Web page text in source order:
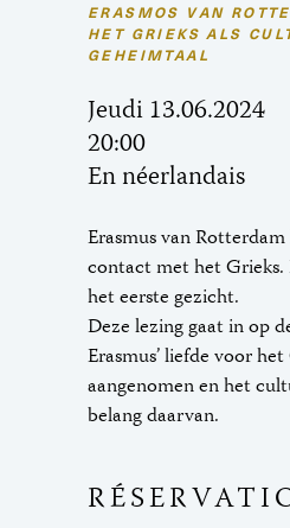
ERASMOS VAN
HET GRIEKS ALS
GEHEIMTAAL
Jeudi 13.06.2024
20:00
En néerlandais
Erasmus van
contact met het
het eerste gezicht.
Deze lezing gaat in op
Erasmus’ liefde voor
aangenomen en het
belang daarvan.